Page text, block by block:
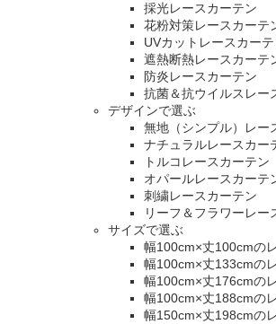
採光レースカーテン
花粉対策レースカーテ
UVカットレースカーテ
遮熱断熱レースカーテ
防炎レースカーテン
抗菌＆抗ウイルスレー
デザインで選ぶ
無地（シンプル）レー
ナチュラルレースカー
トルコレースカーテン
オパールレースカーテ
刺繍レースカーテン
リーフ＆フラワーレー
サイズで選ぶ
幅100cm×丈100cmの
幅100cm×丈133cmの
幅100cm×丈176cmの
幅100cm×丈188cmの
幅150cm×丈198cmの